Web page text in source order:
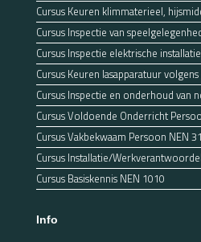
Cursus Keuren klimmaterieel,
Cursus Inspectie van
Cursus Inspectie elektrische
Cursus Keuren lasapparatuur
Cursus Inspectie en onderhoud van
Cursus Voldoende Onderricht
Cursus Vakbekwaam Persoon NEN
Cursus Installatie/
Cursus Basiskennis NEN 1010
Info